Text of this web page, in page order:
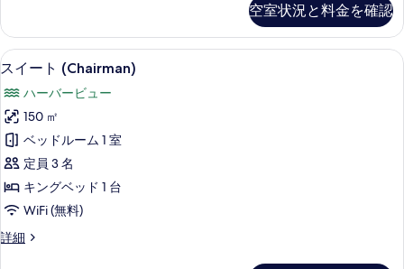
ー
バ
ー
ビ
ュ
ー
の
す
べ
て
煙
ハ
ー
バ
ー
ビ
ュ
ー
の
細
煙
ハ
ー
バ
ー
ビ
ュ
ー
の
す
ス
イ
ー
禁
煙
ハ
ー
バ
ー
ビ
ュ
の
空室状況と料金を確認
ス
ー
ト
(Chairman)
の
す
べ
て
スイート (Chairman) | 高級寝具、羽
7
スイート (Chairman)
ハーバービュー
150 ㎡
ベッドルーム 1 室
定員 3 名
キングベッド 1 台
WiFi (無料)
詳細
ス